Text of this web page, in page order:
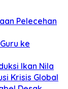
Pelecehan
ke
Ikan Nila
Krisis Global